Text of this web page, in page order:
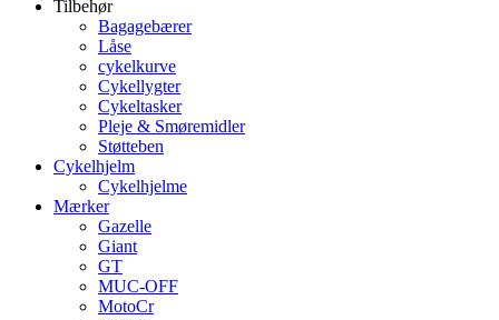
Tilbehør
Bagagebærer
Låse
cykelkurve
Cykellygter
Cykeltasker
Pleje & Smøremidler
Støtteben
Cykelhjelm
Cykelhjelme
Mærker
Gazelle
Giant
GT
MUC-OFF
MotoCr